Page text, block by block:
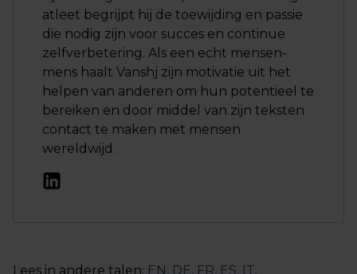
atleet begrijpt hij de toewijding en passie
die nodig zijn voor succes en continue
zelfverbetering. Als een echt mensen-
mens haalt Vanshj zijn motivatie uit het
helpen van anderen om hun potentieel te
bereiken en door middel van zijn teksten
contact te maken met mensen
wereldwijd.
Lees in andere talen: EN , DE, FR, ES, IT.